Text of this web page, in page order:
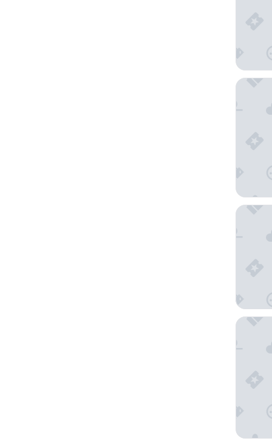
The
Bianco